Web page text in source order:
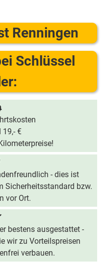
Renningen
Schlüssel
19,- €
- dies ist
Sicherheitsstandard bzw.
vor Ort.
bestens ausgestattet -
wir zu Vorteilspreisen
verbauen.